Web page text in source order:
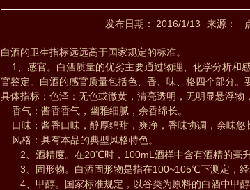
发布日期： 2016/1/13 来源：
白酒的卫生指标远远高于国家规定的标准。
1、感官。白酒质量的优劣主要通过物理、化学分析和
官鉴定。白酒的感官质量包括色、香、味、格四个部分。
具体指标：色泽：无色或微黄，清亮透明，无明显悬浮物
香气：酱香香气，幽雅细腻，余香绵长。
口味：酱香口味，醇厚绵甜，爽净，香味协调，余味悠
风格：具有本品的典型风格特色。
2、酒精度。在20℃时，100mL酒样中含有酒精的毫升
3、固形物。白酒固形物是指在100~105℃下测定，经
4、甲醇。国家标准规定，以谷类为原料的白酒中甲醇